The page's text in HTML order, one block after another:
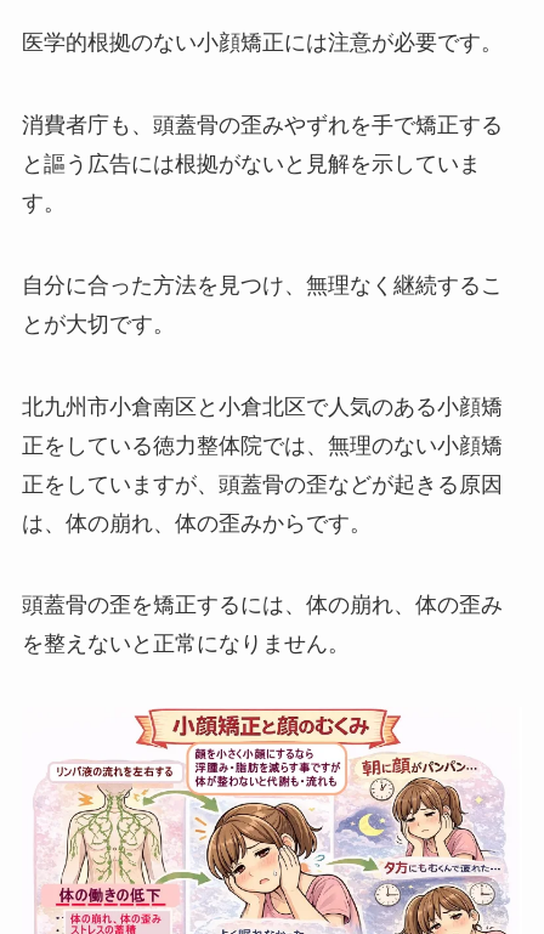
医学的根拠のない小顔矯正には注意が必要です。
消費者庁も、頭蓋骨の歪みやずれを手で矯正する
と謳う広告には根拠がないと見解を示していま
す。
自分に合った方法を見つけ、無理なく継続するこ
とが大切です。
北九州市小倉南区と小倉北区で人気のある小顔矯
正をしている徳力整体院では、無理のない小顔矯
正をしていますが、頭蓋骨の歪などが起きる原因
は、体の崩れ、体の歪みからです。
頭蓋骨の歪を矯正するには、体の崩れ、体の歪み
を整えないと正常になりません。